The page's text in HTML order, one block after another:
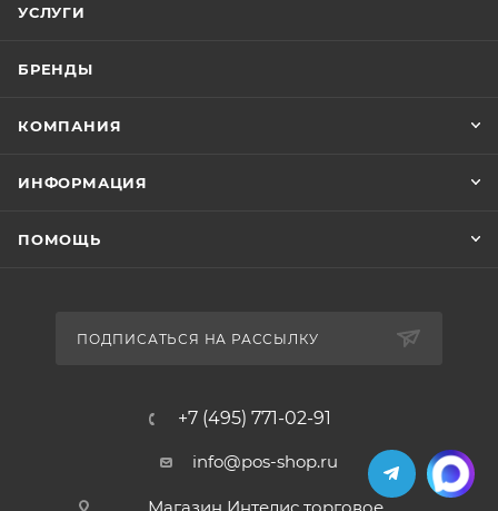
УСЛУГИ
БРЕНДЫ
КОМПАНИЯ
ИНФОРМАЦИЯ
ПОМОЩЬ
ПОДПИСАТЬСЯ НА РАССЫЛКУ
+7 (495) 771-02-91
info@pos-shop.ru